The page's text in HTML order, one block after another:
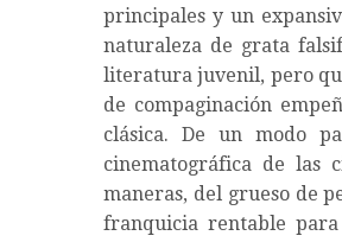
principales y un
naturaleza de grata
literatura juvenil, pero
de compaginación
clásica. De un modo
cinematográfica de las
maneras, del grueso de
franquicia rentable